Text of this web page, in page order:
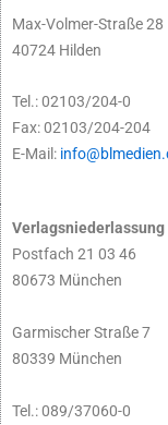
Max-Volmer-Straße 28
40724 Hilden
Tel.: 02103/204-0
Fax: 02103/204-204
E-Mail:
Verlagsniederlassung
Postfach 21 03 46
80673 München
Garmischer Straße 7
80339 München
Tel.: 089/37060-0